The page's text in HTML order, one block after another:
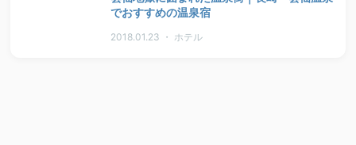
でおすすめの温泉宿
2018.01.23 ・ ホテル